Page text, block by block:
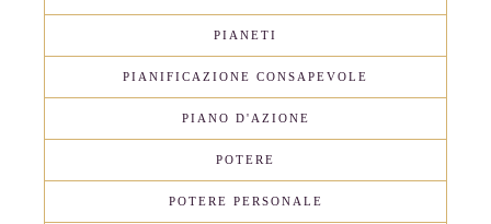
PIANETI
PIANIFICAZIONE CONSAPEVOLE
PIANO D'AZIONE
POTERE
POTERE PERSONALE